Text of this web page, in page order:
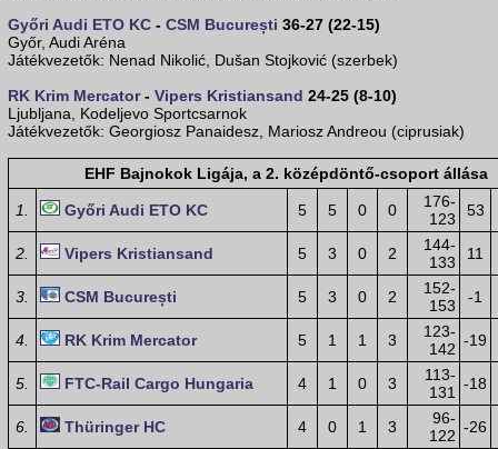
Győri Audi ETO KC - CSM București 36-27 (22-15)
Győr, Audi Aréna
Játékvezetők: Nenad Nikolić, Dušan Stojković (szerbek)
RK Krim Mercator- Vipers Kristiansand 24-25 (8-10)
Ljubljana, Kodeljevo Sportcsarnok
Játékvezetők: Georgiosz Panaidesz, Mariosz Andreou (ciprusiak)
EHF Bajnokok Ligája, a 2. középdöntő-csoport állása
1. Győri Audi ETO KC 5 5 0 0
176-
123
53
2. Vipers Kristiansand 5 3 0 2
144-
133
11
3. CSM București 5 3 0 2
152-
153
-1
4. RK Krim Mercator 5 1 1 3
123-
142 -19
5. FTC-Rail Cargo Hungaria 4 1 0 3
113-
131 -18
6. Thüringer HC 4 0 1 3
96-
122 -26